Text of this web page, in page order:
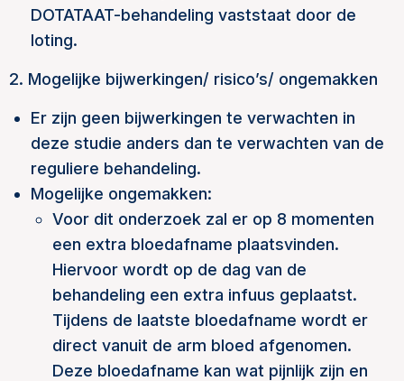
DOTATAAT-behandeling vaststaat door de
loting.
2. Mogelijke bijwerkingen/ risico’s/ ongemakken
Er zijn geen bijwerkingen te verwachten in
deze studie anders dan te verwachten van de
reguliere behandeling.
Mogelijke ongemakken:
Voor dit onderzoek zal er op 8 momenten
een extra bloedafname plaatsvinden.
Hiervoor wordt op de dag van de
behandeling een extra infuus geplaatst.
Tijdens de laatste bloedafname wordt er
direct vanuit de arm bloed afgenomen.
Deze bloedafname kan wat pijnlijk zijn en